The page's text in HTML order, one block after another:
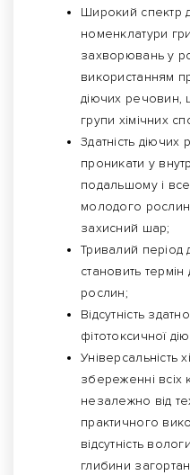
Широкий спектр
номенклатури
захворювань у
використанням
діючих речовин,
групи хімічних
Здатність
проникати у
подальшому і
молодого
захисний шар;
Тривалий період
становить термін
рослин;
Відсутність
фітотоксичної
Універсальність
збереженні всіх
незалежно від
практичного
відсутність
глибини